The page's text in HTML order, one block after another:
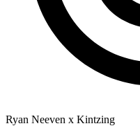
Ryan Neeven x Kintzing